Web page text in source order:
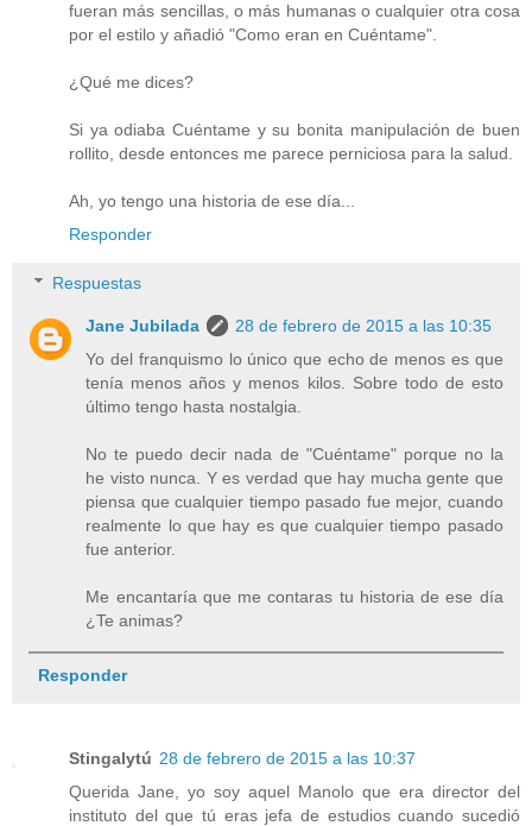
fueran más sencillas, o más humanas o cualquier otra cosa
por el estilo y añadió "Como eran en Cuéntame".
¿Qué me dices?
Si ya odiaba Cuéntame y su bonita manipulación de buen
rollito, desde entonces me parece perniciosa para la salud.
Ah, yo tengo una historia de ese día...
Responder
Respuestas
Jane Jubilada
28 de febrero de 2015 a las 10:35
Yo del franquismo lo único que echo de menos es que
tenía menos años y menos kilos. Sobre todo de esto
último tengo hasta nostalgia.
No te puedo decir nada de "Cuéntame" porque no la
he visto nunca. Y es verdad que hay mucha gente que
piensa que cualquier tiempo pasado fue mejor, cuando
realmente lo que hay es que cualquier tiempo pasado
fue anterior.
Me encantaría que me contaras tu historia de ese día
¿Te animas?
Responder
Stingalytú 28 de febrero de 2015 a las 10:37
Querida Jane, yo soy aquel Manolo que era director del
instituto del que tú eras jefa de estudios cuando sucedió